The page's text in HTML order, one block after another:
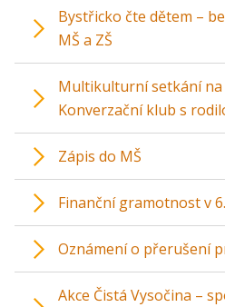
Bystřicko čte dětem –
MŠ a ZŠ
Multikulturní setkání na
Konverzační klub s
Zápis do MŠ
Finanční gramotnost v
Oznámení o přerušení
Akce Čistá Vysočina –